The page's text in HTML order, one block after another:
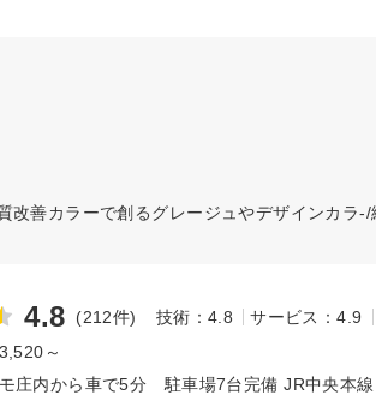
改善カラーで創るグレージュやデザインカラ-/
4.8 (212件) 技術：4.8 サービス：4.9
～
庄内から車で5分 駐車場7台完備 JR中央本